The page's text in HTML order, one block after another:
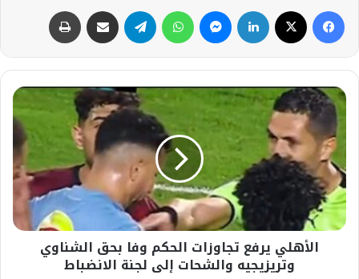
فيسبوك لينكدإن ماسنجر واتساب تيلقرام مشاركة عبر البريد
الأهلي
يرفع
تجاوزات
الحكم
وفا
بحق
الشناوي
وتريزيجيه
والشحات
الأهلي يرفع تجاوزات الحكم وفا بحق الشناوي
وتريزيجيه والشحات إلى لجنة الانضباط